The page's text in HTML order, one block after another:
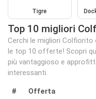
Tigre
Top 10 migliori
Cerchi le migliori
le top 10 offerte! Scopri
più vantaggioso e
interessanti.
# Offerta